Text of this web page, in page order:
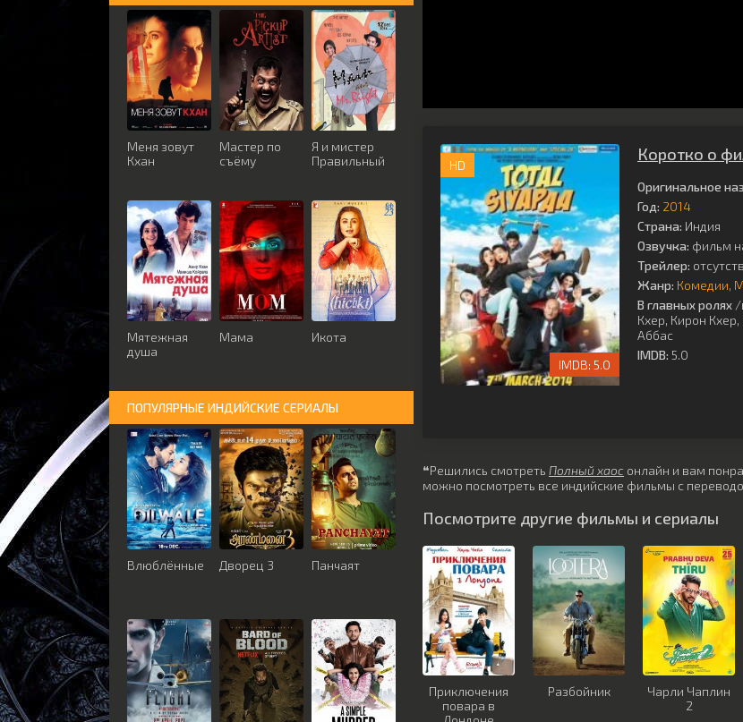
HD
5.0
Коротко о
Оригинальное
Год: 2014
Страна: Индия
Озвучка: фильм
Трейлер:
Жанр: Комедии
В главных ролях /
Кхер, Кирон Кхер,
Аббас
IMDB: 5.0
❝Решились смотреть Полный хаос онлайн и вам
можно посмотреть все индийские фильмы с
Посмотрите другие фильмы и сериалы
Приключения
повара в
Разбойник
Чарли Чаплин
2
Меня зовут
Кхан
Мастер по
съёму
Я и мистер
Правильный
Мятежная
душа
Мама Икота
ПОПУЛЯРНЫЕ ИНДИЙСКИЕ СЕРИАЛЫ
Влюблённые Дворец 3 Панчаят